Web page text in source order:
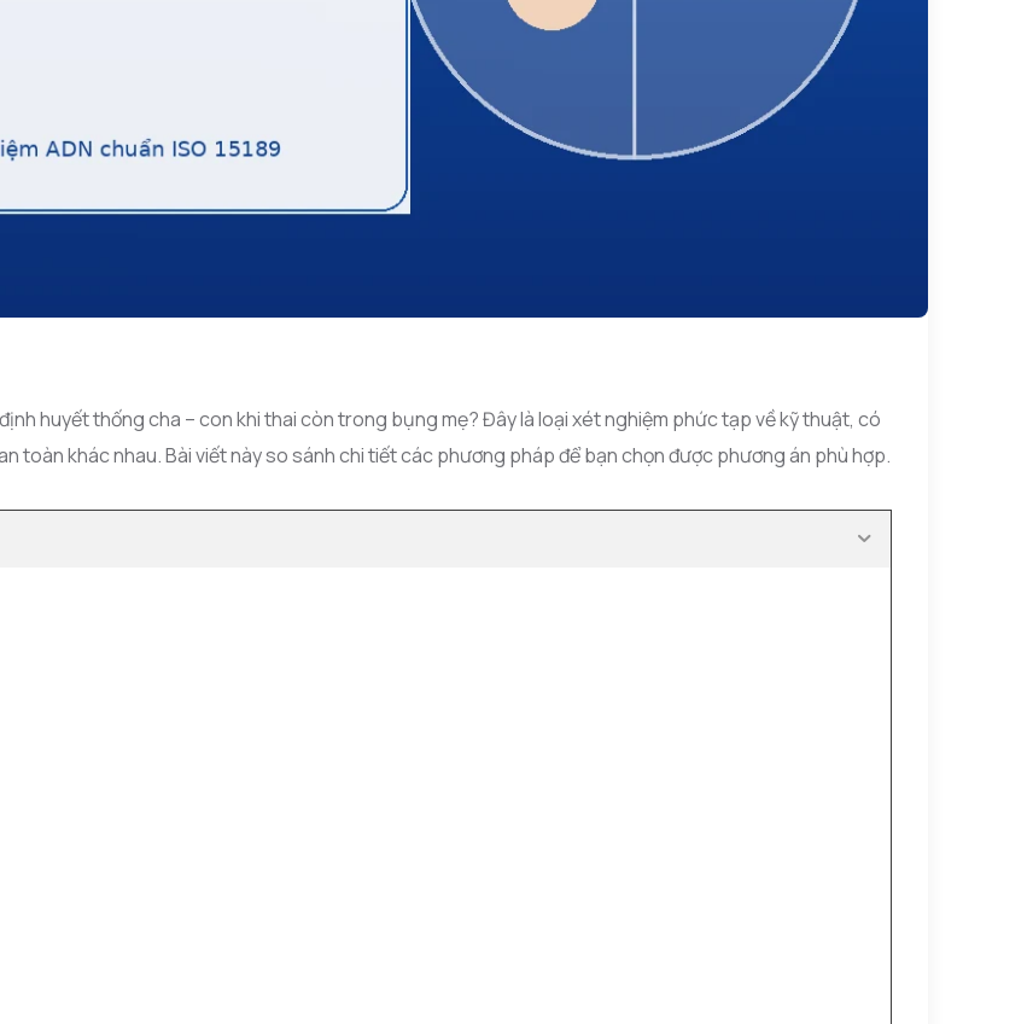
huyết thống cha – con khi thai còn trong bụng mẹ? Đây là loại xét nghiệm phức tạp về kỹ thuật, có
toàn khác nhau. Bài viết này so sánh chi tiết các phương pháp để bạn chọn được phương án phù hợp.